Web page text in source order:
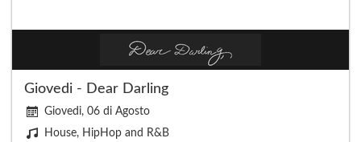
Giovedi - Dear Darling
Giovedi, 06 di Agosto
House, HipHop and R&B